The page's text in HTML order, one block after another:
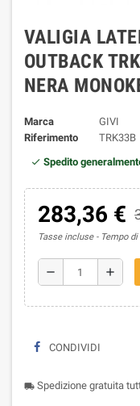
VALIGIA
OUTBACK
NERA
Marca
GIVI
Riferimento
TRK33B
Spedito
283,36 €
Tasse incluse Tempo
remove add
CONDIVIDI
local_shipping Spedizione gratuita